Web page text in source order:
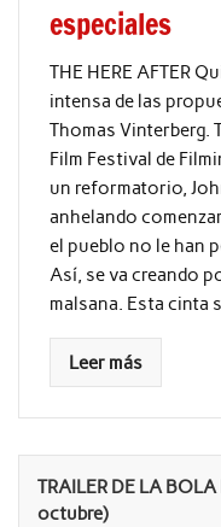
especiales
THE HERE AFTER
intensa de las
Thomas Vinterberg.
Film Festival de
un reformatorio,
anhelando
el pueblo no le han
Así, se va creando
malsana. Esta cinta
Leer más
TRAILER DE LA
octubre)